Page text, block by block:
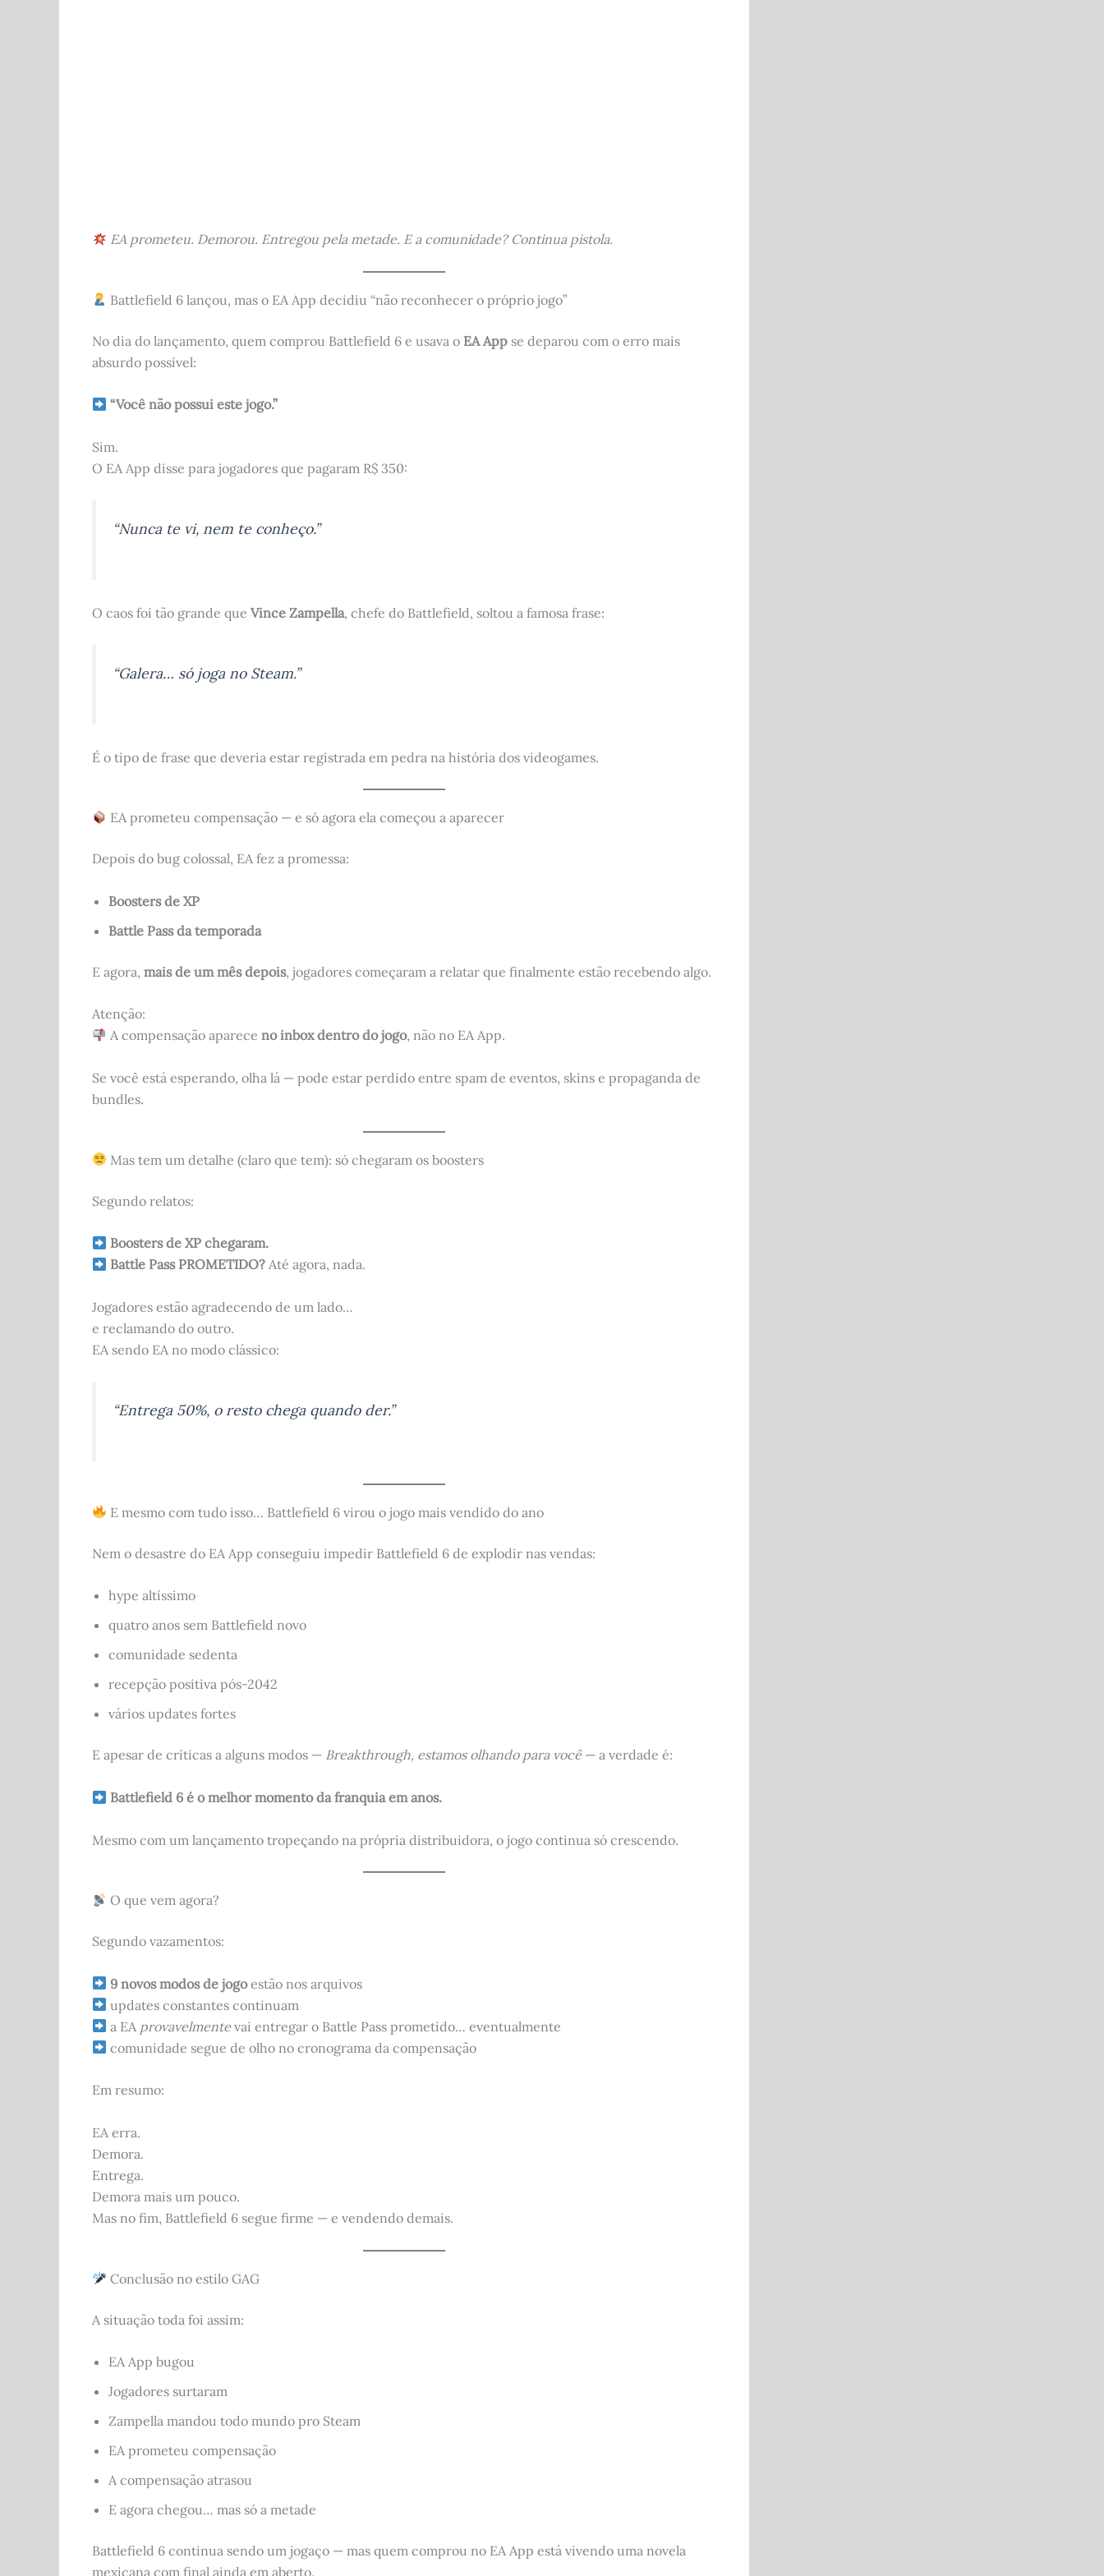
EA prometeu. Demorou. Entregou pela metade. E a comunidade? Continua pistola.
Battlefield 6 lançou, mas o EA App decidiu “não reconhecer o próprio jogo”
No dia do lançamento, quem comprou Battlefield 6 e usava o EA App se deparou com o erro mais
absurdo possível:
“Você não possui este jogo.”
Sim.
O EA App disse para jogadores que pagaram R$ 350:
“Nunca te vi, nem te conheço.”
O caos foi tão grande que Vince Zampella, chefe do Battlefield, soltou a famosa frase:
“Galera… só joga no Steam.”
É o tipo de frase que deveria estar registrada em pedra na história dos videogames.
EA prometeu compensação — e só agora ela começou a aparecer
Depois do bug colossal, EA fez a promessa:
Boosters de XP
Battle Pass da temporada
E agora, mais de um mês depois, jogadores começaram a relatar que finalmente estão recebendo algo.
Atenção:
A compensação apareceno inbox dentro do jogo, não no EA App.
Se você está esperando, olha lá — pode estar perdido entre spam de eventos, skins e propaganda de
bundles.
Mas tem um detalhe (claro que tem): só chegaram os boosters
Segundo relatos:
Boosters de XP chegaram.
Battle Pass PROMETIDO? Até agora, nada.
Jogadores estão agradecendo de um lado…
e reclamando do outro.
EA sendo EA no modo clássico:
“Entrega 50%, o resto chega quando der.”
E mesmo com tudo isso… Battlefield 6 virou o jogo mais vendido do ano
Nem o desastre do EA App conseguiu impedir Battlefield 6 de explodir nas vendas:
hype altíssimo
quatro anos sem Battlefield novo
comunidade sedenta
recepção positiva pós-2042
vários updates fortes
E apesar de críticas a alguns modos — Breakthrough, estamos olhando para você— a verdade é:
Battlefield 6 é o melhor momento da franquia em anos.
Mesmo com um lançamento tropeçando na própria distribuidora, o jogo continua só crescendo.
O que vem agora?
Segundo vazamentos:
9 novos modos de jogoestão nos arquivos
updates constantes continuam
a EA provavelmentevai entregar o Battle Pass prometido… eventualmente
comunidade segue de olho no cronograma da compensação
Em resumo:
EA erra.
Demora.
Entrega.
Demora mais um pouco.
Mas no fim, Battlefield 6 segue firme — e vendendo demais.
Conclusão no estilo GAG
A situação toda foi assim:
EA App bugou
Jogadores surtaram
Zampella mandou todo mundo pro Steam
EA prometeu compensação
A compensação atrasou
E agora chegou… mas só a metade
Battlefield 6 continua sendo um jogaço — mas quem comprou no EA App está vivendo uma novela
mexicana com final ainda em aberto.